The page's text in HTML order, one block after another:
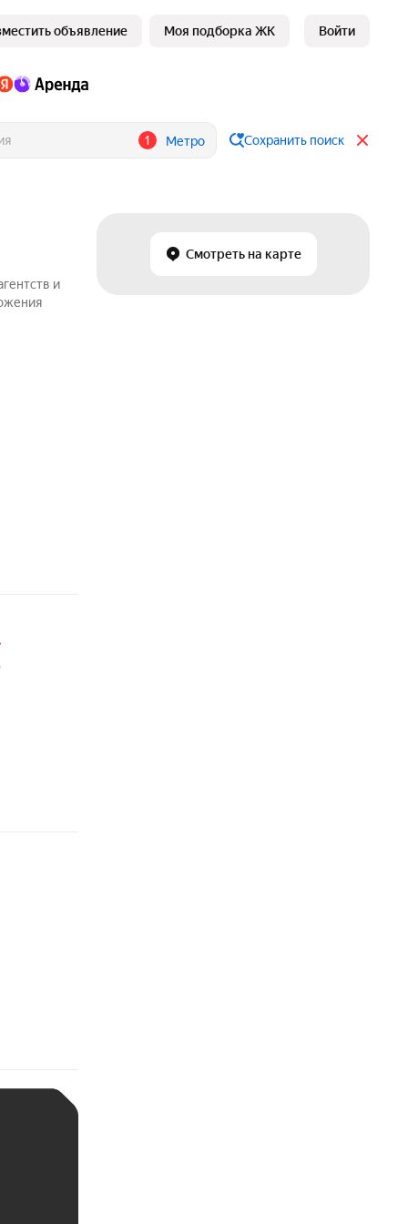
объявление Моя подборка ЖК Войти
1 Метро Сохранить поиск
Смотреть на карте
и